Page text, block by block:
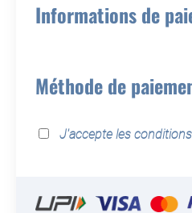
Informations de
Méthode de
J'accepte les